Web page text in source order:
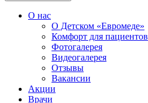
О нас
О Детском «Евромеде»
Комфорт для пациентов
Фотогалерея
Видеогалерея
Отзывы
Вакансии
Акции
Врачи